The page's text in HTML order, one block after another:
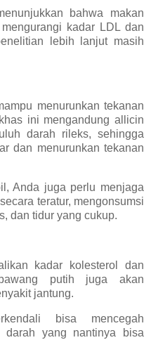
bahwa makan
kadar LDL dan
lebih lanjut masih
menurunkan tekanan
ini mengandung allicin
darah rileks, sehingga
dan menurunkan tekanan
Anda juga perlu menjaga
teratur, mengonsumsi
dan tidur yang cukup.
kadar kolesterol dan
putih juga akan
jantung.
bisa mencegah
darah yang nantinya bisa